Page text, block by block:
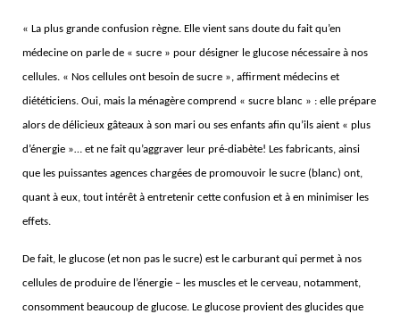
« La plus grande confusion règne. Elle vient sans doute du fait qu’en
médecine on parle de « sucre » pour désigner le glucose nécessaire à nos
cellules. « Nos cellules ont besoin de sucre », affirment médecins et
diététiciens. Oui, mais la ménagère comprend « sucre blanc » : elle prépare
alors de délicieux gâteaux à son mari ou ses enfants afin qu’ils aient « plus
d’énergie »… et ne fait qu’aggraver leur pré-diabète! Les fabricants, ainsi
que les puissantes agences chargées de promouvoir le sucre (blanc) ont,
quant à eux, tout intérêt à entretenir cette confusion et à en minimiser les
effets.
De fait, le glucose (et non pas le sucre) est le carburant qui permet à nos
cellules de produire de l’énergie – les muscles et le cerveau, notamment,
consomment beaucoup de glucose. Le glucose provient des glucides que